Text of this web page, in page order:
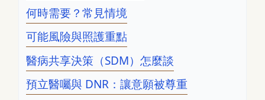
何時需要？常見情境
可能風險與照護重點
醫病共享決策（SDM）怎麼談
預立醫囑與 DNR：讓意願被尊重